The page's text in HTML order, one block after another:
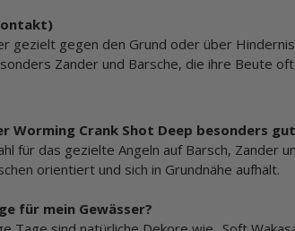
gezielt gegen den Grund oder über
Zander und Barsche, die ihre Beute
Worming Crank Shot Deep besonders
für das gezielte Angeln auf Barsch, Zander
orientiert und sich in Grundnähe aufhält.
für mein Gewässer?